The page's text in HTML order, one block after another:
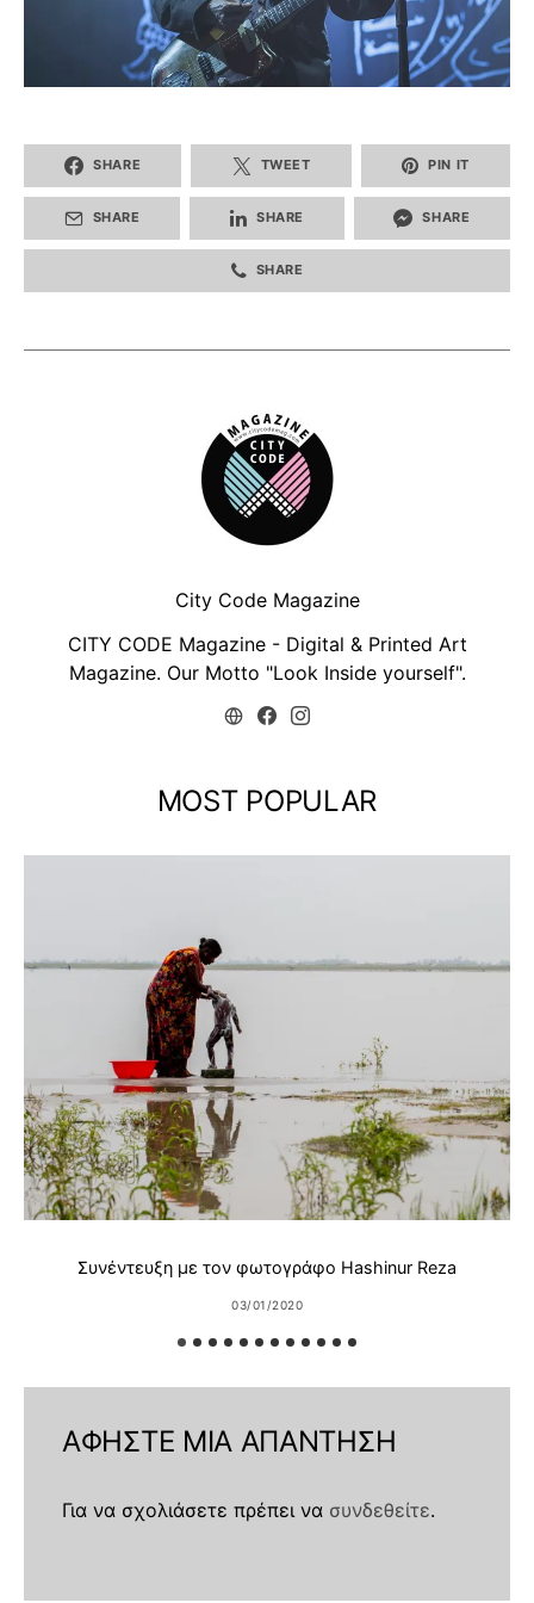
SHARE TWEET PIN IT
SHARE SHARE SHARE
SHARE
City Code Magazine
CITY CODE Magazine - Digital & Printed Art
Magazine. Our Motto "Look Inside yourself".
MOST POPULAR
Συνέντευξη με τον φωτογράφο Hashinur Reza
03/01/2020
ΑΦΉΣΤΕ ΜΙΑ ΑΠΆΝΤΗΣΗ
Για να σχολιάσετε πρέπει να συνδεθείτε.